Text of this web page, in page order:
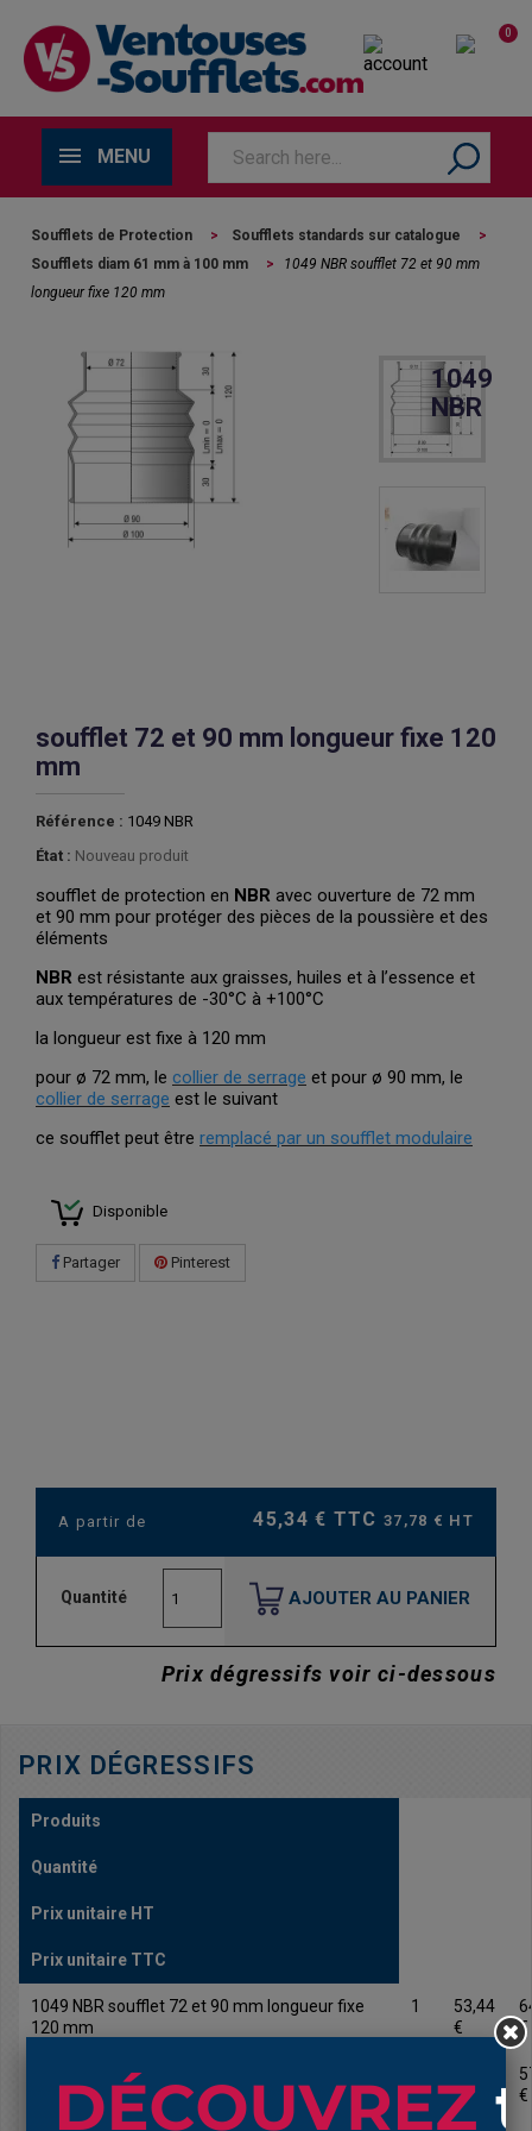
0
MENU
Soufflets de Protection > Soufflets standards sur catalogue
>
Soufflets diam 61 mm à 100 mm
>
1049 NBR soufflet 72 et 90 mm
longueur fixe 120 mm
1049
NBR
soufflet 72 et 90 mm longueur fixe 120
mm
Référence : 1049 NBR
État : Nouveau produit
soufflet de protection en NBR avec ouverture de 72 mm
et 90 mm pour protéger des pièces de la poussière et des
éléments
NBR est résistante aux graisses, huiles et à l’essence et
aux températures de -30°C à +100°C
la longueur est fixe à 120 mm
pour ø 72 mm, le collier de serrage et pour ø 90 mm, le
collier de serrage est le suivant
ce soufflet peut être remplacé par un soufflet modulaire
Disponible
Partager Pinterest
A partir de 45,34 € TTC 37,78 € HT
Quantité AJOUTER AU PANIER
Prix dégressifs voir ci-dessous
PRIX DÉGRESSIFS
Produits
Quantité
Prix unitaire HT
Prix unitaire TTC
1049 NBR soufflet 72 et 90 mm longueur fixe
120 mm
1
53,44
€
€
1049 NBR soufflet 72 et 90 mm longueur fixe
120 mm
€
€